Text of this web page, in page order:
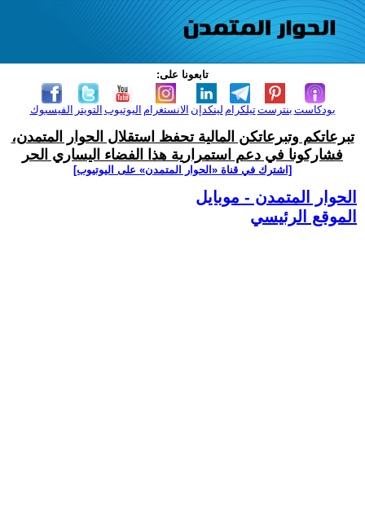
تابعونا على:
الفيسبوك التويتر اليوتيوب الانستغرام لينكدإن تيلكرامبنترست بودكاست
تبرعاتكم وتبرعاتكن المالية تحفظ استقلال الحوار المتمدن،
فشاركونا في دعم استمرارية هذا الفضاء اليساري الحر
[اشترك في قناة ‫«الحوار المتمدن» على اليوتيوب]
الحوار المتمدن - موبايل
الموقع الرئيسي